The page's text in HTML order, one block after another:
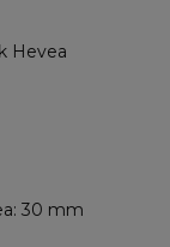
Hevea
30 mm